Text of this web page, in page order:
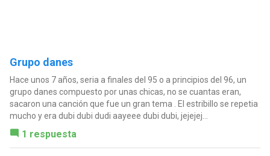
Grupo danes
Hace unos 7 años, seria a finales del 95 o a principios del 96, un
grupo danes compuesto por unas chicas, no se cuantas eran,
sacaron una canción que fue un gran tema . El estribillo se repetia
mucho y era dubi dubi dudi aayeee dubi dubi, jejejej...
1 respuesta